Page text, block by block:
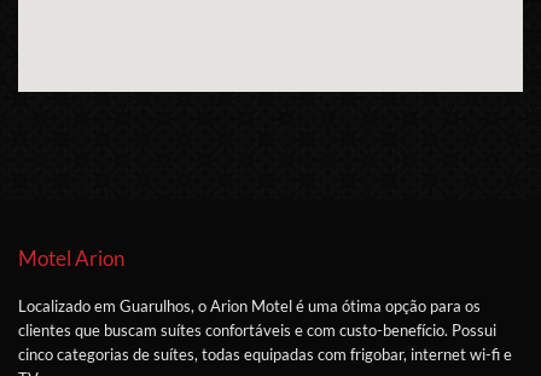
Motel Arion
Localizado em Guarulhos, o Arion Motel é uma ótima opção para os
clientes que buscam suítes confortáveis e com custo-benefício. Possui
cinco categorias de suítes, todas equipadas com frigobar, internet wi-fi e